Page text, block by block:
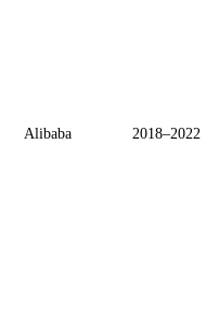
Alibaba 2018–2022